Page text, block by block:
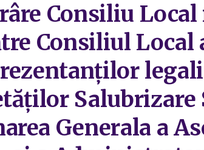
Consiliu
Consiliul
Salubrizare
Generala a